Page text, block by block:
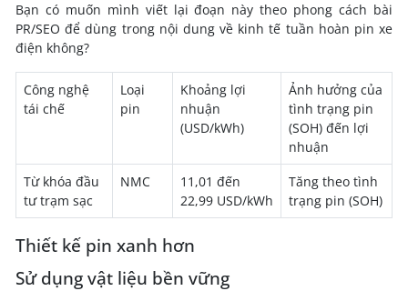
Bạn có muốn mình viết lại đoạn này theo phong cách bài
PR/SEO để dùng trong nội dung về kinh tế tuần hoàn pin xe
điện không?
Công nghệ
tái chế
Loại
pin
Khoảng lợi
nhuận
(USD/kWh)
Ảnh hưởng của
tình trạng pin
(SOH) đến lợi
nhuận
Từ khóa đầu
tư trạm sạc
NMC
11,01 đến
22,99 USD/kWh
Tăng theo tình
trạng pin (SOH)
Thiết kế pin xanh hơn
Sử dụng vật liệu bền vững